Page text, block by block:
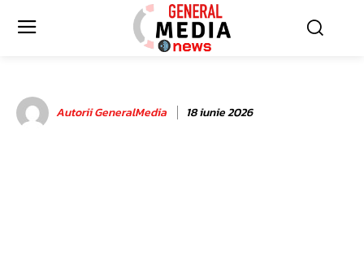
Autorii GeneralMedia 18 iunie 2026